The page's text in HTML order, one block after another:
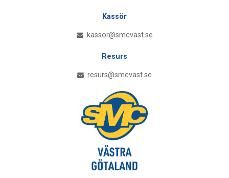
Kassör
kassor@smcvast.se
Resurs
resurs@smcvast.se